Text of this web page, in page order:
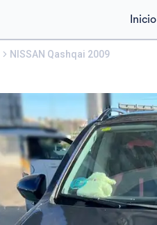
Inicio
NISSAN Qashqai 2009